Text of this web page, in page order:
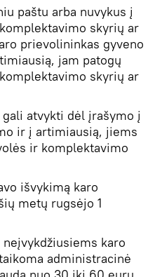
paštu arba nuvykus į
skyrių ar
prievolininkas gyveno
jam patogų
skyrių ar
atvykti dėl įrašymo į
ir į artimiausią, jiems
ir komplektavimo
išvykimą karo
metų rugsėjo 1
karo
administracinė